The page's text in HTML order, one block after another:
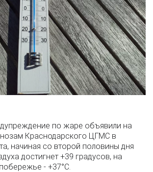
по жаре объявили на
Краснодарского ЦГМС в
начиная со второй половины дня
достигнет +39 градусов, на
- +37°­С.